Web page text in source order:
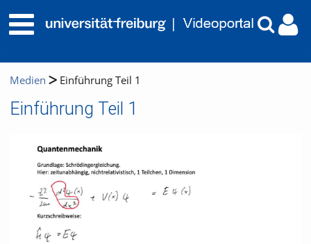
Medien Einführung Teil 1
Einführung Teil 1